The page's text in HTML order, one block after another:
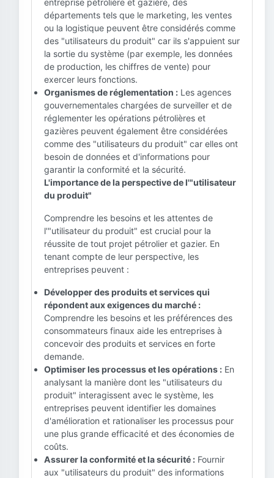
entreprise pétrolière et gazière, des
départements tels que le marketing, les ventes
ou la logistique peuvent être considérés comme
des "utilisateurs du produit" car ils s'appuient sur
la sortie du système (par exemple, les données
de production, les chiffres de vente) pour
exercer leurs fonctions.
Organismes de réglementation : Les agences
gouvernementales chargées de surveiller et de
réglementer les opérations pétrolières et
gazières peuvent également être considérées
comme des "utilisateurs du produit" car elles ont
besoin de données et d'informations pour
garantir la conformité et la sécurité.
L'importance de la perspective de l'"utilisateur
du produit"
Comprendre les besoins et les attentes de
l'"utilisateur du produit" est crucial pour la
réussite de tout projet pétrolier et gazier. En
tenant compte de leur perspective, les
entreprises peuvent :
Développer des produits et services qui
répondent aux exigences du marché :
Comprendre les besoins et les préférences des
consommateurs finaux aide les entreprises à
concevoir des produits et services en forte
demande.
Optimiser les processus et les opérations : En
analysant la manière dont les "utilisateurs du
produit" interagissent avec le système, les
entreprises peuvent identifier les domaines
d'amélioration et rationaliser les processus pour
une plus grande efficacité et des économies de
coûts.
Assurer la conformité et la sécurité : Fournir
aux "utilisateurs du produit" des informations